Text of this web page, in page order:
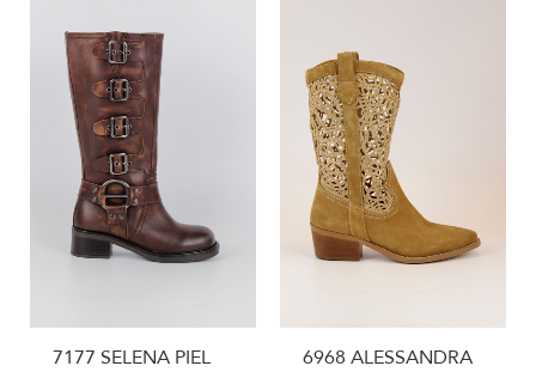
7177 SELENA PIEL
6968 ALESSANDRA